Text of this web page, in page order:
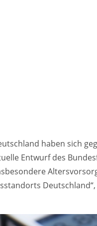
haben sich
Entwurf des